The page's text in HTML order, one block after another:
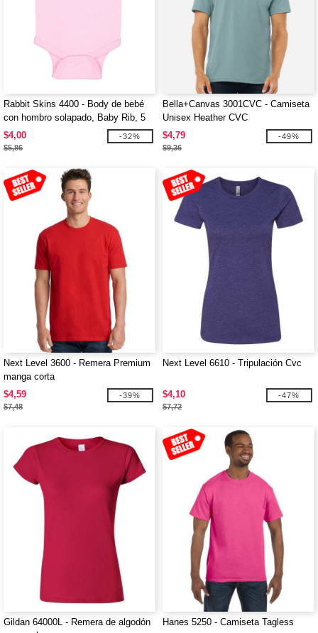
Rabbit Skins 4400 - Body de bebé
con hombro solapado, Baby Rib, 5
oz. para infantes
$4,00
$5,86
-32%
Bella+Canvas 3001CVC - Camiseta
Unisex Heather CVC
$4,79
$9,36
-49%
Next Level 3600 - Remera Premium
manga corta
$4,59
$7,48
-39%
Next Level 6610 - Tripulación Cvc
$4,10
$7,72
-47%
Gildan 64000L - Remera de algodón
Hanes 5250 - Camiseta Tagless